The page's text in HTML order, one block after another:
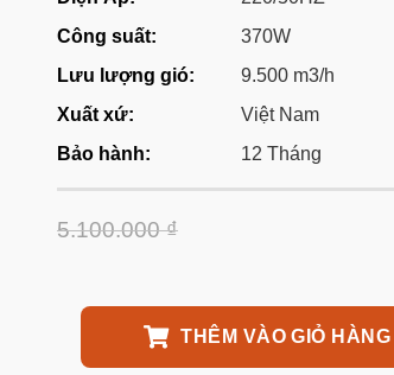
Công suất:
370W
Lưu lượng gió:
9.500 m3/h
Xuất xứ:
Việt Nam
Bảo hành:
12 Tháng
5.100.000₫
THÊM VÀO GIỎ HÀNG